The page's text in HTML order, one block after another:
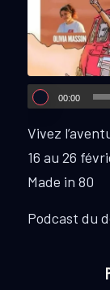
00:00
Vivez
16 au 26
Made in 80
Podcast du